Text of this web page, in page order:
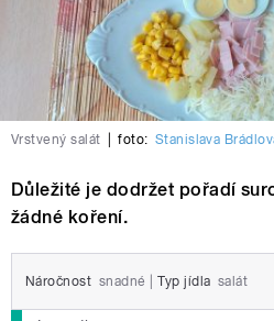
Vrstvený salát foto: Stanislava
Důležité je dodržet pořadí
žádné koření.
Náročnost snadné Typ jídla salát